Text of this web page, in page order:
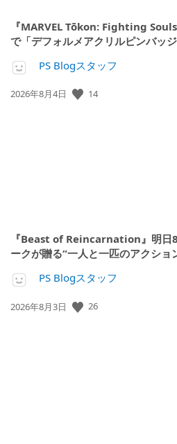
『MARVEL Tōkon: Fighting
で「デフォルメアクリルピンバッ
PS Blogスタッフ
公
2026年8月4日 14
『Beast of Reincarnation』明日
ークが贈る“一人と一匹のアクショ
PS Blogスタッフ
公
2026年8月3日 26